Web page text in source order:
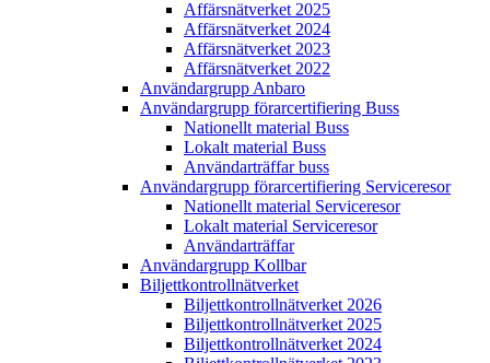
Affärs­nätverket 2025
Affärs­nätverket 2024
Affärs­nätverket 2023
Affärs­nätverket 2022
Användargrupp Anbaro
Användargrupp förarcertifiering Buss
Nationellt material Buss
Lokalt material Buss
Användarträffar buss
Användargrupp förarcertifiering Serviceresor
Nationellt material Serviceresor
Lokalt material Serviceresor
Användarträffar
Användargrupp Kollbar
Biljettkontroll­nätverket
Biljettkontroll­nätverket 2026
Biljettkontroll­nätverket 2025
Biljettkontroll­nätverket 2024